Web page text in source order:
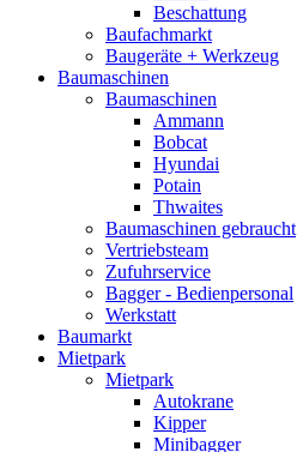
Beschattung
Baufachmarkt
Baugeräte + Werkzeug
Baumaschinen
Baumaschinen
Ammann
Bobcat
Hyundai
Potain
Thwaites
Baumaschinen gebraucht
Vertriebsteam
Zufuhrservice
Bagger - Bedienpersonal
Werkstatt
Baumarkt
Mietpark
Mietpark
Autokrane
Kipper
Minibagger